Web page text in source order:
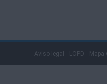
Aviso legal LOPD Mapa